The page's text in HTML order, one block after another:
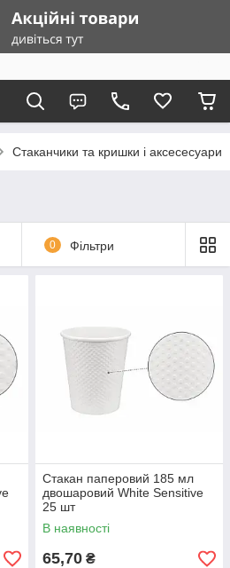
Стаканчики та кришки і аксесесуари
0 Фільтри
Стакан паперовий 185 мл
двошаровий White Sensitive
25 шт
В наявності
65,70 ₴